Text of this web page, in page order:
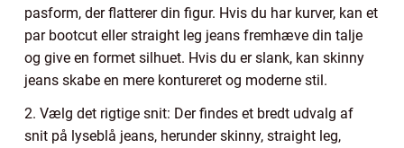
pasform, der flatterer din figur. Hvis du har kurver, kan et
par bootcut eller straight leg jeans fremhæve din talje
og give en formet silhuet. Hvis du er slank, kan skinny
jeans skabe en mere kontureret og moderne stil.
2. Vælg det rigtige snit: Der findes et bredt udvalg af
snit på lyseblå jeans, herunder skinny, straight leg,